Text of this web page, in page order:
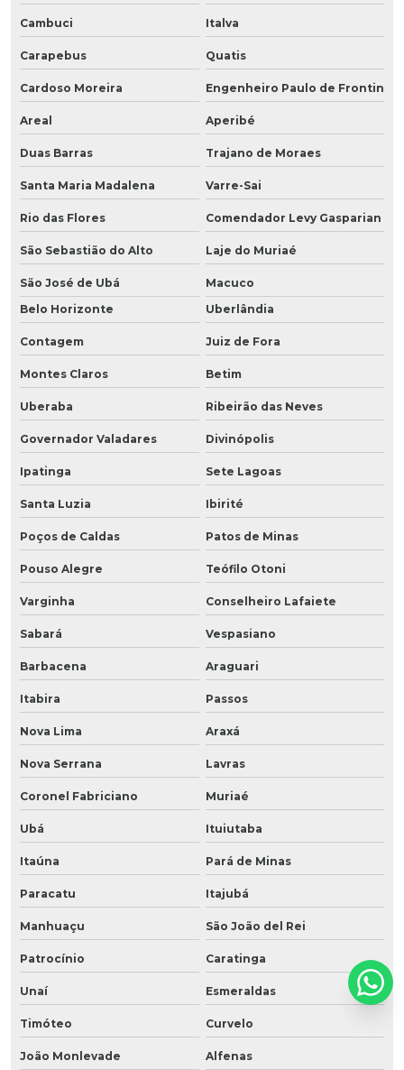
Cambuci Italva
Carapebus Quatis
Cardoso Moreira Engenheiro Paulo de Frontin
Areal Aperibé
Duas Barras Trajano de Moraes
Santa Maria Madalena Varre-Sai
Rio das Flores Comendador Levy Gasparian
São Sebastião do Alto Laje do Muriaé
São José de Ubá
Macuco
Belo Horizonte
Uberlândia
Contagem Juiz de Fora
Montes Claros Betim
Uberaba Ribeirão das Neves
Governador Valadares Divinópolis
Ipatinga Sete Lagoas
Santa Luzia Ibirité
Poços de Caldas Patos de Minas
Pouso Alegre Teófilo Otoni
Varginha Conselheiro Lafaiete
Sabará Vespasiano
Barbacena Araguari
Itabira Passos
Nova Lima Araxá
Nova Serrana Lavras
Coronel Fabriciano Muriaé
Ubá Ituiutaba
Itaúna Pará de Minas
Paracatu Itajubá
Manhuaçu São João del Rei
Patrocínio Caratinga
Unaí Esmeraldas
Timóteo Curvelo
João Monlevade Alfenas